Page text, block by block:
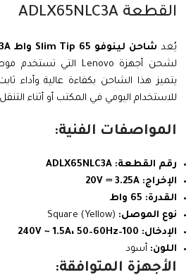
القطعة ADLX65NLC3A
يُعد شاحن لينوفو Slim Tip 65 واط ADLX65NLC3A
لشحن أجهزة Lenovo التي تستخدم موصل Square (Yellow)
يتميز هذا الشاحن بكفاءة عالية وأداء
للاستخدام اليومي في المكتب أو أثناء
المواصفات الفنية:
رقم القطعة: ADLX65NLC3A
الإخراج: 20V ⎓ 3.25A
القدرة: 65 واط
نوع الموصل:
الإدخال: 100–240V ~ 1.5A، 50–60Hz
اللون: أسود
الأجهزة المتوافقة: